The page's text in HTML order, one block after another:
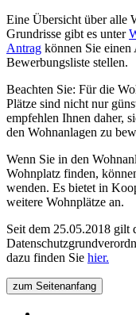
Eine Übersicht über alle
Grundrisse gibt es unter
Antrag können Sie
Bewerbungsliste stellen.
Beachten Sie: Für die
Plätze sind nicht nur
empfehlen Ihnen daher,
den Wohnanlagen zu
Wenn Sie in den
Wohnplatz finden,
wenden. Es bietet in
weitere Wohnplätze an.
Seit dem 25.05.2018 gilt
dazu finden Sie hier.
zum Seitenanfang